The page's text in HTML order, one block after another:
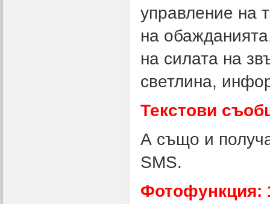
управление на
на
на силата на
светлина,
Текстови
А също и
SMS.
Фотофункция: